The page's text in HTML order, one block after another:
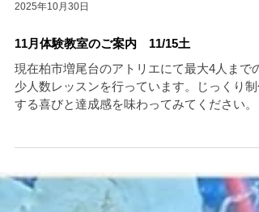
11月体験教室のご案内 11/15土
現在柏市増尾台のアトリエにて最大4人までの
少人数レッスンを行っています。じっくり制
験￥3,000 kurikuriart@gmail.com
ます。 アトリエは４人までの生徒様を丁寧に
指導いたします。 問い合わせ 神田